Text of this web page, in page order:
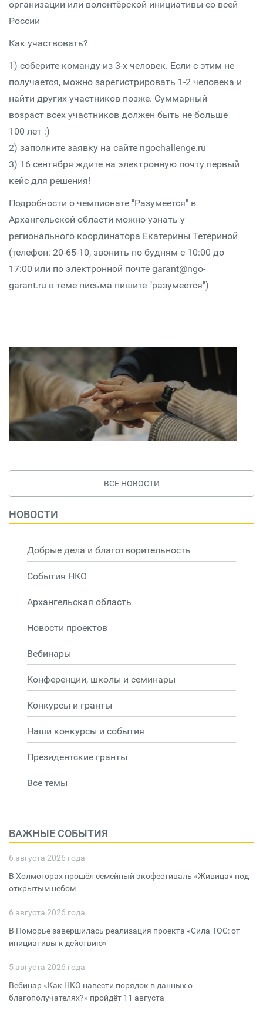
организации или волонтёрской инициативы со всей
России
Как участвовать?
1) соберите команду из 3-х человек. Если с этим не
получается, можно зарегистрировать 1-2 человека и
найти других участников позже. Суммарный
возраст всех участников должен быть не больше
100 лет :)
2) заполните заявку на сайте ngochallenge.ru
3) 16 сентября ждите на электронную почту первый
кейс для решения!
Подробности о чемпионате "Разумеется" в
Архангельской области можно узнать у
регионального координатора Екатерины Тетериной
(телефон: 20-65-10, звонить по будням с 10:00 до
17:00 или по электронной почте garant@ngo-
garant.ru в теме письма пишите "разумеется")
ВСЕ НОВОСТИ
НОВОСТИ
Добрые дела и благотворительность
События НКО
Архангельская область
Новости проектов
Вебинары
Конференции, школы и семинары
Конкурсы и гранты
Наши конкурсы и события
Президентские гранты
Все темы
ВАЖНЫЕ СОБЫТИЯ
6 августа 2026 года
В Холмогорах прошёл семейный экофестиваль «Живица» под
открытым небом
6 августа 2026 года
В Поморье завершилась реализация проекта «Сила ТОС: от
инициативы к действию»
5 августа 2026 года
Вебинар «Как НКО навести порядок в данных о
благополучателях?» пройдёт 11 августа